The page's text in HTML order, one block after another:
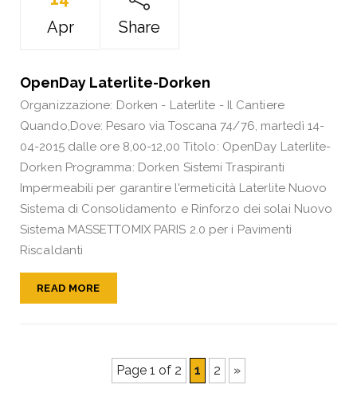
Apr Share
OpenDay Laterlite-Dorken
Organizzazione: Dorken - Laterlite - Il Cantiere
Quando,Dove: Pesaro via Toscana 74/76, martedì 14-
04-2015 dalle ore 8,00-12,00 Titolo: OpenDay Laterlite-
Dorken Programma: Dorken Sistemi Traspiranti
Impermeabili per garantire l'ermeticità Laterlite Nuovo
Sistema di Consolidamento e Rinforzo dei solai Nuovo
Sistema MASSETTOMIX PARIS 2.0 per i Pavimenti
Riscaldanti
READ MORE
Page 1 of 2 1 2 »